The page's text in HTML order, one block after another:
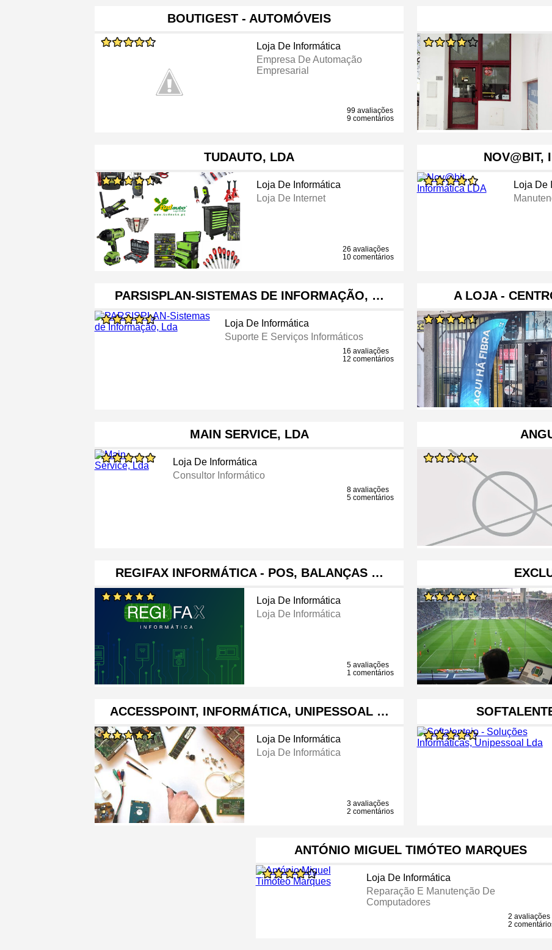
BOUTIGEST - AUTOMÓVEIS
Loja De Informática
Empresa De Automação
Empresarial
99 avaliações
9 comentários
TUDAUTO, LDA
Loja De Informática
Loja De Internet
26 avaliações
10 comentários
NOV@BIT,
Loja De
PARSISPLAN-SISTEMAS DE INFORMAÇÃO, …
Loja De Informática
Suporte E Serviços Informáticos
16 avaliações
12 comentários
A LOJA -
MAIN SERVICE, LDA
Loja De Informática
Consultor Informático
8 avaliações
5 comentários
REGIFAX INFORMÁTICA - POS, BALANÇAS …
Loja De Informática
Loja De Informática
5 avaliações
1 comentários
ACCESSPOINT, INFORMÁTICA, UNIPESSOAL …
Loja De Informática
Loja De Informática
3 avaliações
2 comentários
ANTÓNIO MIGUEL TIMÓTEO MARQUES
Loja De Informática
Reparação E Manutenção De
Computadores
2 avaliações
2